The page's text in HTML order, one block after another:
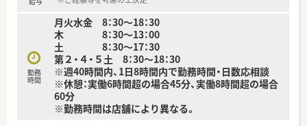
【求人情報について】
■年収は500万円から600万円の間で経験により決定され、管理
薬剤師候補としてキャリアを積みたい方も大歓迎の求人です。
■第二新卒の方でも年収515万円から相談が可能となっており、
若手薬剤師の育成と待遇改善にも力を入れている魅力的な条件
です。
■年間休日は110日確保されており、一族内に薬剤師が多く在籍
勤務
時間
月火水金 8：30～18：30
木 8：30～13：00
土 8：30〜17：30
第２・４・５土 8：30〜18：30
※週40時間内、1日8時間内で勤務時間・日数応相談
※休憩：実働6時間超の場合45分、実働8時間超の場合
60分
※勤務時間は店舗により異なる。